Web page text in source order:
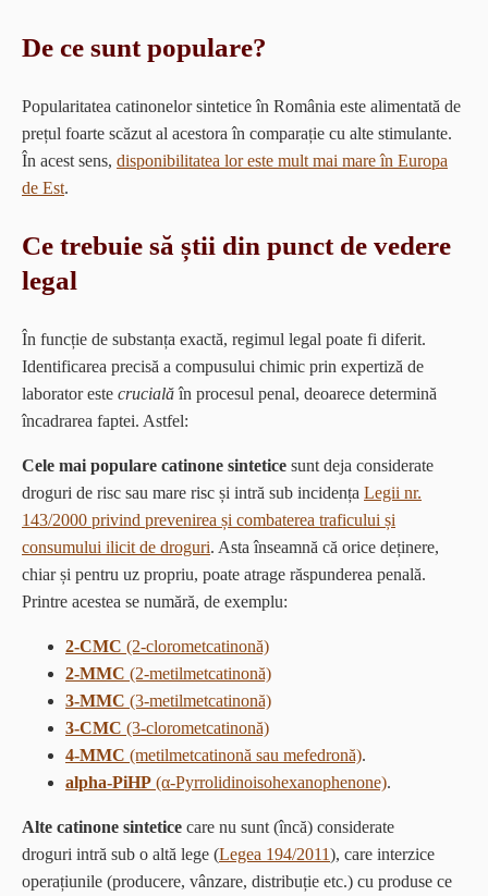
De ce sunt populare?
Popularitatea catinonelor sintetice în România este alimentată de
prețul foarte scăzut al acestora în comparație cu alte stimulante.
În acest sens, disponibilitatea lor este mult mai mare în Europa
de Est.
Ce trebuie să știi din punct de vedere
legal
În funcție de substanța exactă, regimul legal poate fi diferit.
Identificarea precisă a compusului chimic prin expertiză de
laborator este crucialăîn procesul penal, deoarece determină
încadrarea faptei. Astfel:
Cele mai populare catinone sintetice sunt deja considerate
droguri de risc sau mare risc și intră sub incidența Legii nr.
143/2000 privind prevenirea și combaterea traficului și
consumului ilicit de droguri. Asta înseamnă că orice deținere,
chiar și pentru uz propriu, poate atrage răspunderea penală.
Printre acestea se numără, de exemplu:
2-CMC (2-clorometcatinonă)
2-MMC (2-metilmetcatinonă)
3-MMC (3-metilmetcatinonă)
3-CMC (3-clorometcatinonă)
4-MMC (metilmetcatinonă sau mefedronă).
alpha-PiHP (α-Pyrrolidinoisohexanophenone).
Alte catinone sintetice care nu sunt (încă) considerate
droguri intră sub o altă lege (Legea 194/2011), care interzice
operațiunile (producere, vânzare, distribuție etc.) cu produse ce